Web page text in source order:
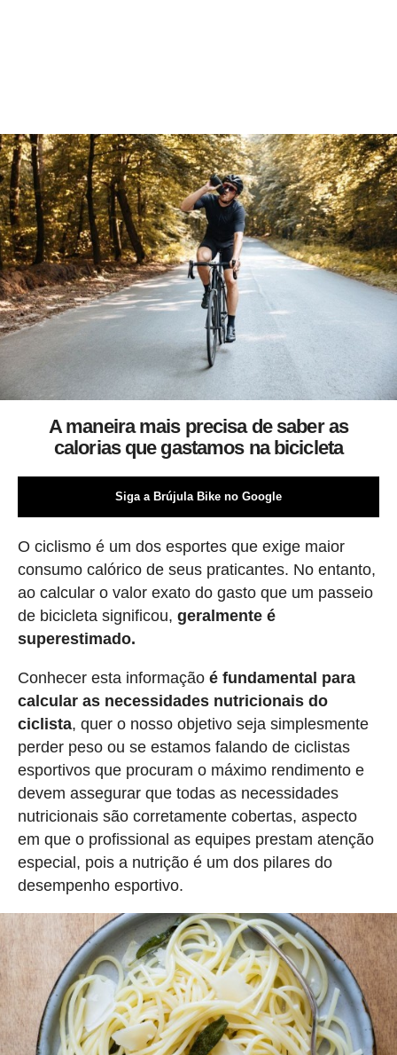
A maneira mais precisa de saber as
calorias que gastamos na bicicleta
Siga a Brújula Bike no Google
O ciclismo é um dos esportes que exige maior
consumo calórico de seus praticantes. No entanto,
ao calcular o valor exato do gasto que um passeio
de bicicleta significou, geralmente é
superestimado.
Conhecer esta informação é fundamental para
calcular as necessidades nutricionais do
ciclista, quer o nosso objetivo seja simplesmente
perder peso ou se estamos falando de ciclistas
esportivos que procuram o máximo rendimento e
devem assegurar que todas as necessidades
nutricionais são corretamente cobertas, aspecto
em que o profissional as equipes prestam atenção
especial, pois a nutrição é um dos pilares do
desempenho esportivo.